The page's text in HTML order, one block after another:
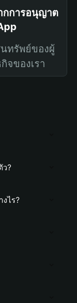
กการอนุญาต
ทรัพย์ของผู้
จของเรา
ว?
ไร?